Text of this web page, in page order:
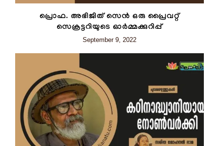
പ്രൊഫ. അഭിജിത് സെൻ ഒരു പ്രൈവറ്റ്
സെക്രട്ടറിയുടെ ഓർമ്മക്കുറിപ്പ്
September 9, 2022